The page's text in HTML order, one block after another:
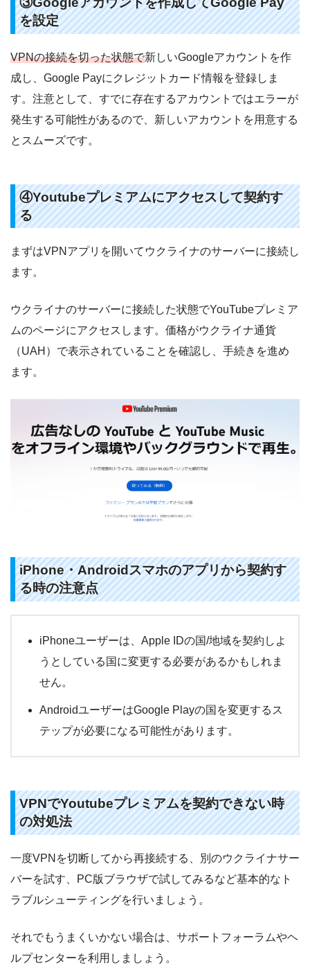
を設定
VPNの接続を切った状態で新しいGoogleアカウントを作
成し、Google Payにクレジットカード情報を登録しま
す。注意として、すでに存在するアカウントではエラーが
発生する可能性があるので、新しいアカウントを用意する
とスムーズです。
④Youtubeプレミアムにアクセスして契約す
る
まずはVPNアプリを開いてウクライナのサーバーに接続し
ます。
ウクライナのサーバーに接続した状態でYouTubeプレミア
ムのページにアクセスします。価格がウクライナ通貨
（UAH）で表示されていることを確認し、手続きを進め
ます。
iPhone・Androidスマホのアプリから契約す
る時の注意点
iPhoneユーザーは、Apple IDの国/地域を契約しよ
うとしている国に変更する必要があるかもしれま
せん。
AndroidユーザーはGoogle Playの国を変更するス
テップが必要になる可能性があります。
VPNでYoutubeプレミアムを契約できない時
の対処法
一度VPNを切断してから再接続する、別のウクライナサー
バーを試す、PC版ブラウザで試してみるなど基本的なト
ラブルシューティングを行いましょう。
それでもうまくいかない場合は、サポートフォーラムやヘ
ルプセンターを利用しましょう。